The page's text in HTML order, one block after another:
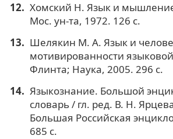
Хомский Н. Язык и
Мос. ун-та, 1972. 126 с.
Шелякин М. А. Язык и
мотивированности
Флинта; Наука, 2005. 296 с.
Языкознание. Большой
словарь / гл. ред. В. Н.
Большая Российская
685 с.